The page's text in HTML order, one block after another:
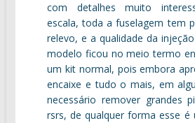
com detalhes muito
escala, toda a fuselagem tem
relevo, e a qualidade da
modelo ficou no meio termo
um kit normal, pois embora
encaixe e tudo o mais, em
necessário remover grandes
rsrs, de qualquer forma esse é